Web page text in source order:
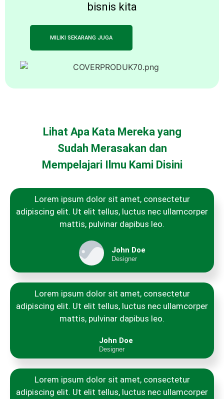
bisnis kita
MILIKI SEKARANG JUGA
Lihat Apa Kata Mereka yang
Sudah Merasakan dan
Mempelajari Ilmu Kami Disini
Lorem ipsum dolor sit amet, consectetur
adipiscing elit. Ut elit tellus, luctus nec ullamcorper
mattis, pulvinar dapibus leo.
John Doe
Designer
Lorem ipsum dolor sit amet, consectetur
adipiscing elit. Ut elit tellus, luctus nec ullamcorper
mattis, pulvinar dapibus leo.
John Doe
Designer
Lorem ipsum dolor sit amet, consectetur
adipiscing elit. Ut elit tellus, luctus nec ullamcorper